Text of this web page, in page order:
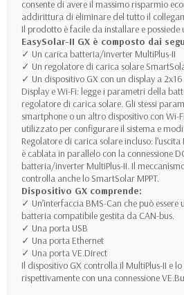
consente di avere il massimo risparmio
addirittura di eliminare del tutto il
Il prodotto è facile da installare e
EasySolar-II GX è composto dai
✓ Un carica batteria/inverter MultiPlus-II
✓ Un regolatore di carica solare
✓ Un dispositivo GX con un display a
Display e Wi-Fi: legge i parametri della
regolatore di carica solare. Gli stessi
smartphone o un altro dispositivo con Wi-
utilizzato per configurare il sistema e
Regolatore di carica solare incluso:
è cablata in parallelo con la connessione
batteria/inverter MultiPlus-II. Il
controlla anche lo SmartSolar MPPT.
Dispositivo GX comprende:
✓ Un’interfaccia BMS-Can che può
batteria compatibile gestita da CAN-bus.
✓ Una porta USB
✓ Una porta Ethernet
✓ Una porta VE.Direct
Il dispositivo GX controlla il MultiPlus-II e
rispettivamente con una connessione